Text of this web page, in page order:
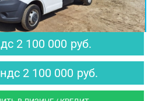
$ 25 610 € 22 340
2 100 000 руб.
2 100 000 руб.